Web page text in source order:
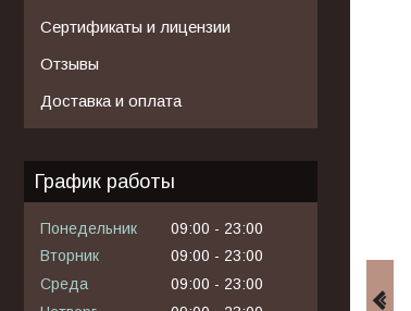
Сертификаты и лицензии
Отзывы
Доставка и оплата
График работы
Понедельник 09:00
23:00
Вторник
09:00
23:00
Среда
09:00
23:00